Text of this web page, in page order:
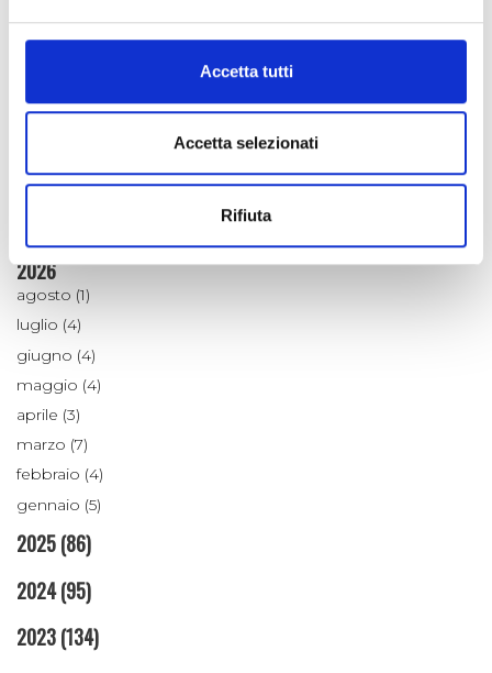
Accetta tutti
Accetta selezionati
Rifiuta
2026
agosto (1)
luglio (4)
giugno (4)
maggio (4)
aprile (3)
marzo (7)
febbraio (4)
gennaio (5)
2025(86)
2024(95)
2023(134)